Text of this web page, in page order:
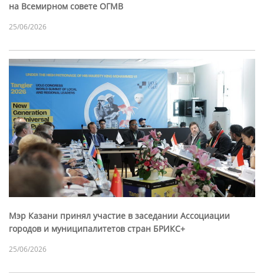
на Всемирном совете ОГМВ
25/06/2026
Мэр Казани принял участие в заседании Ассоциации
городов и муниципалитетов стран БРИКС+
25/06/2026